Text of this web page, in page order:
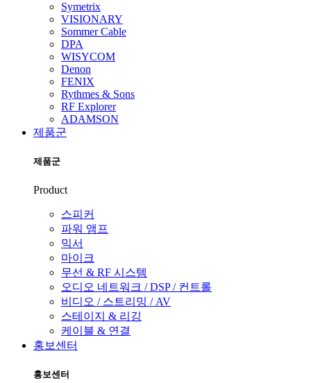
Symetrix
VISIONARY
Sommer Cable
DPA
WISYCOM
Denon
FENIX
Rythmes & Sons
RF Explorer
ADAMSON
제품군
제품군
Product
스피커
파워 앰프
믹서
마이크
무선 & RF 시스템
오디오 네트워크 / DSP / 컨트롤
비디오 / 스트리밍 / AV
스테이지 & 리깅
케이블 & 연결
홍보센터
홍보센터